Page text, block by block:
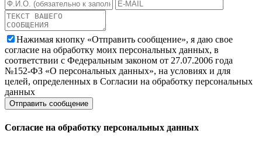
Нажимая кнопку «Отправить сообщение», я даю свое
согласие на обработку моих персональных данных, в
соответствии с Федеральным законом от 27.07.2006 года
№152-ФЗ «О персональных данных», на условиях и для
целей, определенных в Согласии на обработку персональных
данных
Согласие на обработку персональных данных